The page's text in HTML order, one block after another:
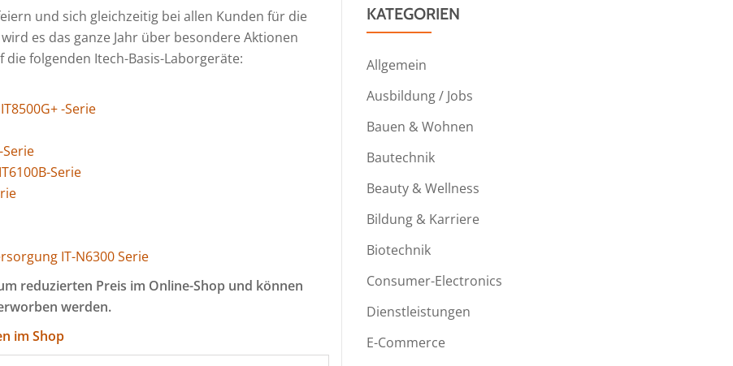
und sich gleichzeitig bei allen Kunden für die
es das ganze Jahr über besondere Aktionen
die folgenden Itech-Basis-Laborgeräte:
-Serie
Serie
IT-N6300 Serie
reduzierten Preis im Online-Shop und können
werden.
im Shop
KATEGORIEN
Allgemein
Ausbildung / Jobs
Bauen & Wohnen
Bautechnik
Beauty & Wellness
Bildung & Karriere
Biotechnik
Consumer-Electronics
Dienstleistungen
E-Commerce